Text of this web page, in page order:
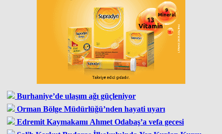
Burhaniye’de ulaşım ağı güçleniyor
Orman Bölge Müdürlüğü’nden hayati uyarı
Edremit Kaymakamı Ahmet Odabaş’a vefa gecesi